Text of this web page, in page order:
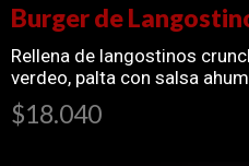
Burger de
Rellena de langostinos
verdeo, palta con salsa
$18.040